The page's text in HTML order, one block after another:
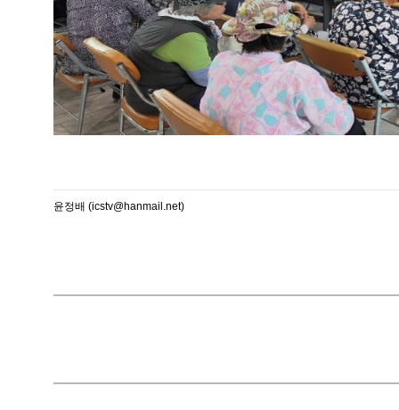
윤정배 (icstv@hanmail.net)